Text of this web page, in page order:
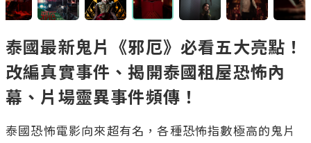
泰國最新鬼片《邪厄》必看五大亮點！
改編真實事件、揭開泰國租屋恐怖內
幕、片場靈異事件頻傳！
泰國恐怖電影向來超有名，各種恐怖指數極高的鬼片